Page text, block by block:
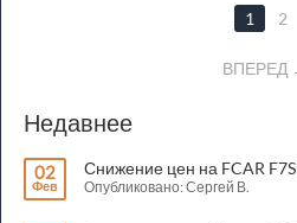
1 2
ВПЕРЕД
Недавнее
02
Фев
Снижение цен на FCAR F7S
Опубликовано: Сергей В.